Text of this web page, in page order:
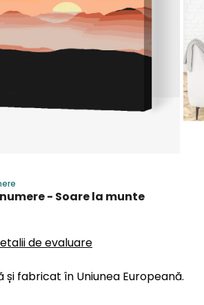
și fabricat în Uniunea Europeană.
- Soare la munte
de evaluare